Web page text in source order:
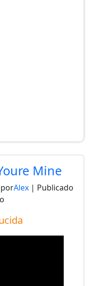
Mine
Alex | Publicado